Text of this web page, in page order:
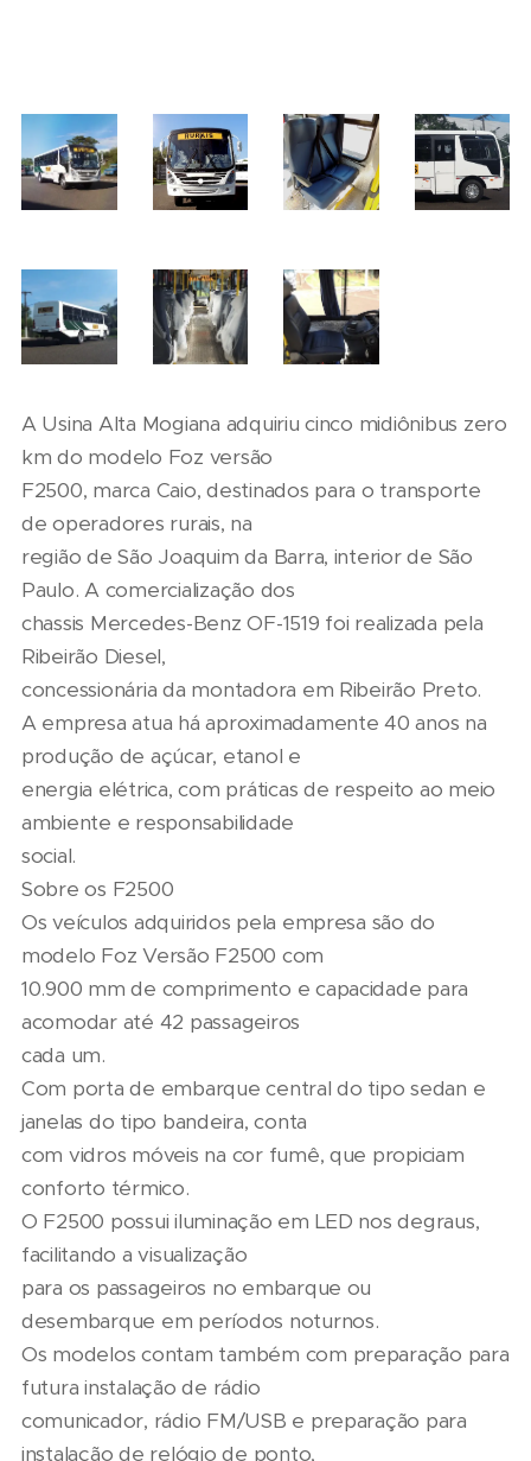
A Usina Alta Mogiana adquiriu cinco midiônibus zero
km do modelo Foz versão
F2500, marca Caio, destinados para o transporte
de operadores rurais, na
região de São Joaquim da Barra, interior de São
Paulo. A comercialização dos
chassis Mercedes-Benz OF-1519 foi realizada pela
Ribeirão Diesel,
concessionária da montadora em Ribeirão Preto.
A empresa atua há aproximadamente 40 anos na
produção de açúcar, etanol e
energia elétrica, com práticas de respeito ao meio
ambiente e responsabilidade
social.
Sobre os F2500
Os veículos adquiridos pela empresa são do
modelo Foz Versão F2500 com
10.900 mm de comprimento e capacidade para
acomodar até 42 passageiros
cada um.
Com porta de embarque central do tipo sedan e
janelas do tipo bandeira, conta
com vidros móveis na cor fumê, que propiciam
conforto térmico.
O F2500 possui iluminação em LED nos degraus,
facilitando a visualização
para os passageiros no embarque ou
desembarque em períodos noturnos.
Os modelos contam também com preparação para
futura instalação de rádio
comunicador, rádio FM/USB e preparação para
instalação de relógio de ponto,